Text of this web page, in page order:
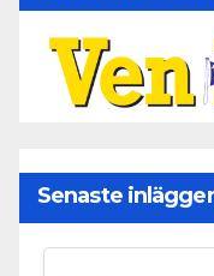
Senaste